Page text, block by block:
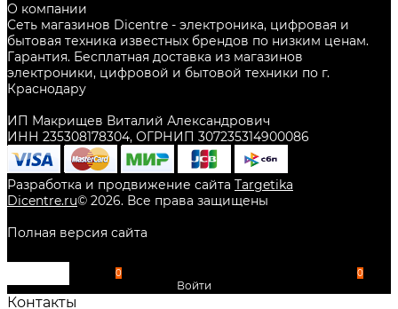
О компании
Сеть магазинов Dicentre - электроника, цифровая и
бытовая техника известных брендов по низким ценам.
Гарантия. Бесплатная доставка из магазинов
электроники, цифровой и бытовой техники по г.
Краснодару
ИП Макрищев Виталий Александрович
ИНН 235308178304, ОГРНИП 307235314900086
Разработка и продвижение сайта Targetika
Dicentre.ru© 2026. Все права защищены
Полная версия сайта
0
Войти
0
Контакты